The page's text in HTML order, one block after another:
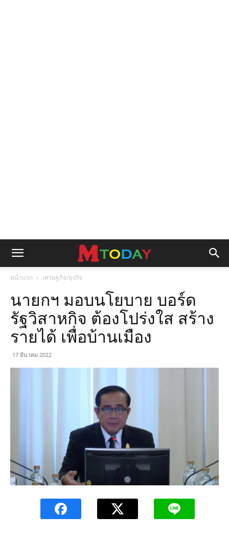
หน้าแรก เศรษฐกิจ/ธุรกิจ
นายกฯ มอบนโยบาย บอร์ด
รัฐวิสาหกิจ ต้องโปร่งใส สร้าง
รายได้ เพื่อบ้านเมือง
17 มีนาคม 2022